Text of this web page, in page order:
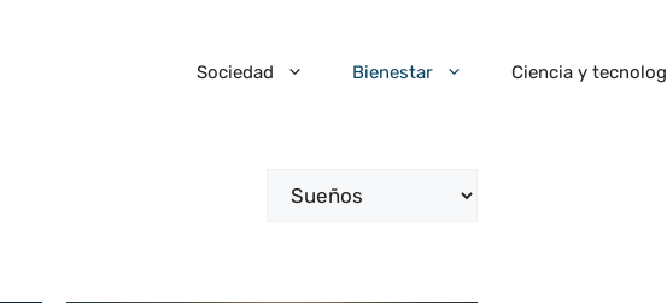
Sociedad Bienestar Ciencia y
Categorías